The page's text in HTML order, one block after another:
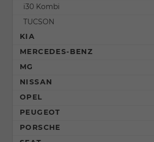
i30 Kombi
TUCSON
KIA
MERCEDES-BENZ
MG
NISSAN
OPEL
PEUGEOT
PORSCHE